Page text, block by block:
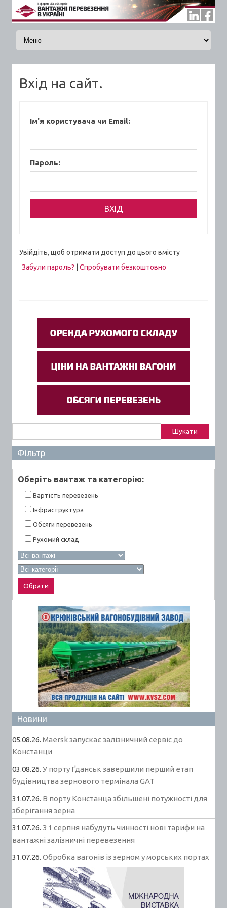
Skip to content
Вхід на сайт.
Ім'я користувача чи Email:
Пароль:
Увійдіть, щоб отримати доступ до цього вмісту
Забули пароль?
Спробувати безкоштовно
Фільтр
Оберiть вантаж та категорiю:
Вартiсть перевезень
Інфраструктура
Обсяги перевезень
Рухомий склад
Новини
05.08.26. Maersk запускає залізничний сервіс до
Констанци
03.08.26. У порту Ґданськ завершили перший етап
будівництва зернового термінала GAT
31.07.26. В порту Констанца збільшені потужності для
зберігання зерна
31.07.26. З 1 серпня набудуть чинності нові тарифи на
вантажні залізничні перевезення
31.07.26. Обробка вагонів із зерном у морських портах